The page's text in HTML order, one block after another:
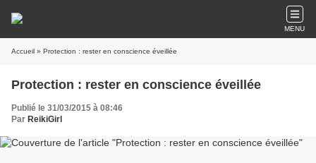
MENU
Accueil » Protection : rester en conscience éveillée
Protection : rester en conscience éveillée
Publié le 31/03/2015 à 08:46
Par ReikiGirl